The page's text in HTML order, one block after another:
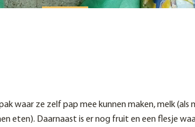
waar ze zelf pap mee kunnen maken, melk (als
eten). Daarnaast is er nog fruit en een flesje